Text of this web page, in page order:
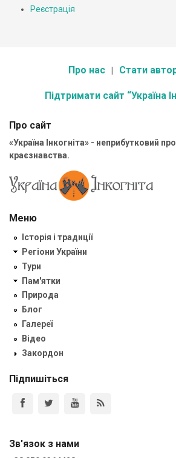
Реєстрація
Про нас Стати
Підтримати сайт “Україна
Про сайт
«Україна Інкогніта» - неприбутковий
краєзнавства.
Меню
Історія і традиції
Регіони України
Тури
Пам'ятки
Природа
Блог
Галереї
Відео
Закордон
Підпишіться
Зв'язок з нами